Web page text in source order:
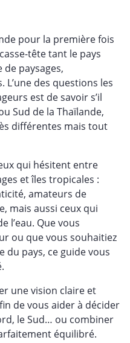
pour la première fois
tête tant le pays
paysages,
L’une des questions les
est de savoir s’il
Sud de la Thaïlande,
différentes mais tout
qui hésitent entre
et îles tropicales :
amateurs de
mais aussi ceux qui
l’eau. Que vous
ou que vous souhaitiez
pays, ce guide vous
une vision claire et
de vous aider à décider
le Sud… ou combiner
équilibré.